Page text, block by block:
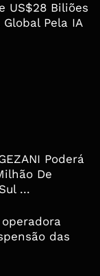
US$28 Biliões
Pela IA
Poderá
De
...
das